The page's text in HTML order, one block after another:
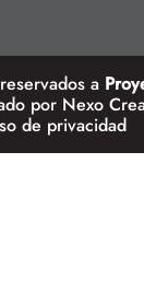
a
por Nexo
de privacidad